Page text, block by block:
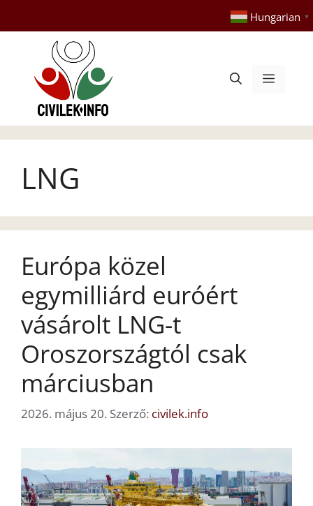
tartalomba
Hungarian ▼
Menü
LNG
Európa közel
egymilliárd euróért
vásárolt LNG-t
Oroszországtól csak
márciusban
2026. május 20. Szerző: civilek.info